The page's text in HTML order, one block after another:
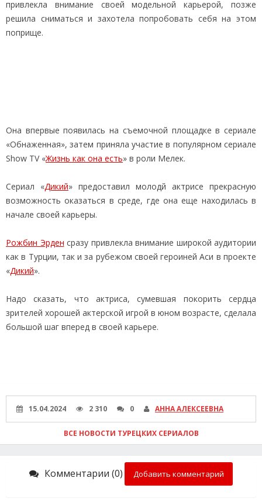
привлекла внимание своей модельной карьерой, позже
решила сниматься и захотела попробовать себя на этом
поприще.
Она впервые появилась на съемочной площадке в сериале
«Обнаженная», затем приняла участие в популярном сериале
Show TV «Жизнь как она есть» в роли Мелек.
Сериал «Дикий» предоставил молодй актрисе прекрасную
возможность оказаться в среде, где она еще находилась в
начале своей карьеры.
Рожбин Эрден сразу привлекла внимание широкой аудитории
как в Турции, так и за рубежом своей героиней Аси в проекте
«Дикий».
Надо сказать, что актриса, сумевшая покорить сердца
зрителей хорошей актерской игрой в юном возрасте, сделала
большой шаг вперед в своей карьере.
15.04.2024 2 310 0 АННА АЛЕКСЕЕВНА
ВСЕ НОВОСТИ ТУРЕЦКИХ СЕРИАЛОВ
Комментарии (0) Добавить комментарий